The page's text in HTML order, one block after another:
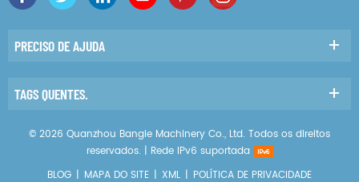
PRECISO DE AJUDA
TAGS QUENTES.
© 2026 Quanzhou Bangle Machinery Co., Ltd. Todos os direitos
reservados. | Rede IPv6 suportada
BLOG | MAPA DO SITE | XML | POLÍTICA DE PRIVACIDADE